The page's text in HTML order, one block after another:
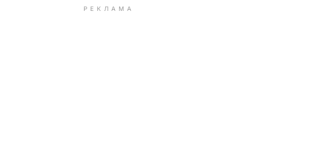
РЕКЛАМА